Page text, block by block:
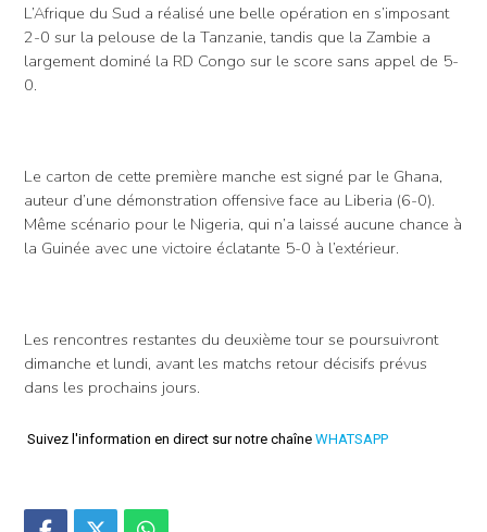
L’Afrique du Sud a réalisé une belle opération en s’imposant
2-0 sur la pelouse de la Tanzanie, tandis que la Zambie a
largement dominé la RD Congo sur le score sans appel de 5-
0.
Le carton de cette première manche est signé par le Ghana,
auteur d’une démonstration offensive face au Liberia (6-0).
Même scénario pour le Nigeria, qui n’a laissé aucune chance à
la Guinée avec une victoire éclatante 5-0 à l’extérieur.
Les rencontres restantes du deuxième tour se poursuivront
dimanche et lundi, avant les matchs retour décisifs prévus
dans les prochains jours.
Suivez l'information en direct sur notre chaîne WHATSAPP